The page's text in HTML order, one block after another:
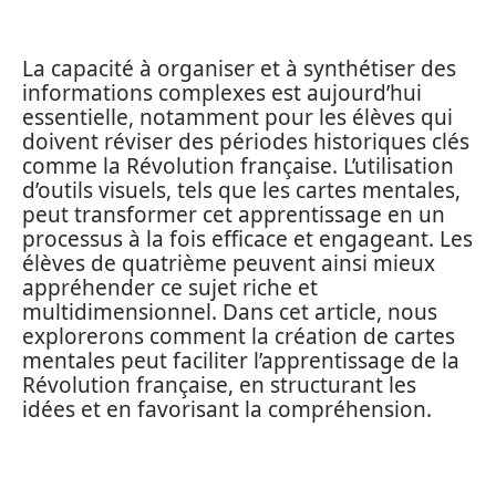
La capacité à organiser et à synthétiser des
informations complexes est aujourd’hui
essentielle, notamment pour les élèves qui
doivent réviser des périodes historiques clés
comme la Révolution française. L’utilisation
d’outils visuels, tels que les cartes mentales,
peut transformer cet apprentissage en un
processus à la fois efficace et engageant. Les
élèves de quatrième peuvent ainsi mieux
appréhender ce sujet riche et
multidimensionnel. Dans cet article, nous
explorerons comment la création de cartes
mentales peut faciliter l’apprentissage de la
Révolution française, en structurant les
idées et en favorisant la compréhension.